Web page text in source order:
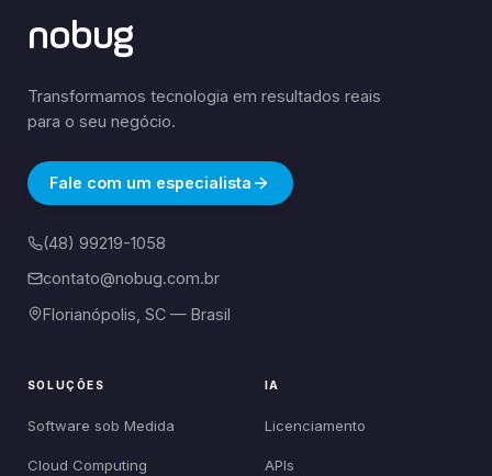
nobug
Transformamos tecnologia em resultados reais
para o seu negócio.
Fale com um especialista
(48) 99219-1058
contato@nobug.com.br
Florianópolis, SC — Brasil
SOLUÇÕES
Software sob Medida
Cloud Computing
IA
Licenciamento
APIs